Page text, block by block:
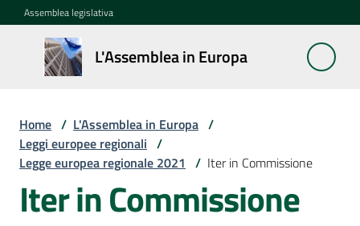
Vai al contenuto
Vai alla navigazione
Vai al footer
Assemblea legislativa
L'Assemblea in Europa
L'Assemblea
in Europa
Cos'è
la
europea
Home / L'Assemblea in Europa /
Leggi europee regionali /
Legge europea regionale 2021 / Iter in Commissione
Iter in Commissione